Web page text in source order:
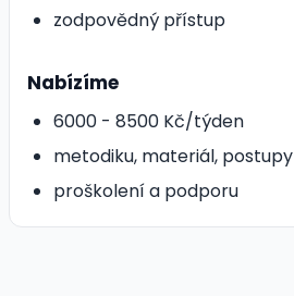
zodpovědný přístup
Nabízíme
6000 - 8500 Kč/týden
metodiku, materiál, postupy
proškolení a podporu